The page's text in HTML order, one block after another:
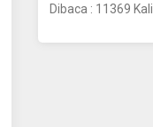
Dibaca : 11369 Kali